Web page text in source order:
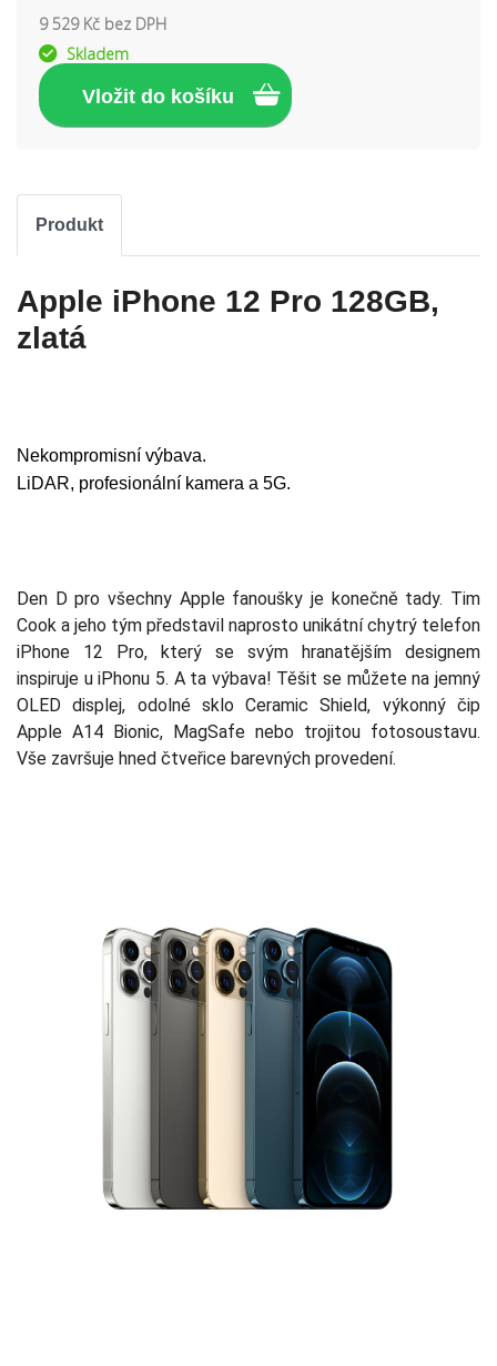
9 529 Kč bez DPH
Skladem
Produkt
Apple iPhone 12 Pro 128GB,
zlatá
Nekompromisní výbava.
LiDAR, profesionální kamera a 5G.
Den D pro všechny Apple fanoušky je konečně tady. Tim
Cook a jeho tým představil naprosto unikátní chytrý telefon
iPhone 12 Pro, který se svým hranatějším designem
inspiruje u iPhonu 5. A ta výbava! Těšit se můžete na jemný
OLED displej, odolné sklo Ceramic Shield, výkonný čip
Apple A14 Bionic, MagSafe nebo trojitou fotosoustavu.
Vše završuje hned čtveřice barevných provedení.